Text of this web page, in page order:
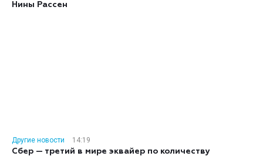
Нины Рассен
Другие новости
14:19
Сбер — третий в мире эквайер по количеству